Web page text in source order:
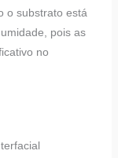
o substrato está
pois as
no